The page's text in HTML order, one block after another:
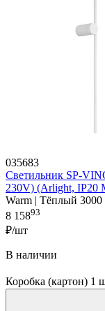
035683
Светильник SP-
230V) (Arlight, IP20
Warm | Тёплый 3000
8 15893
₽/шт
В наличии
Коробка (картон) 1